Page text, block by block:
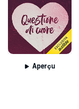
Aperçu